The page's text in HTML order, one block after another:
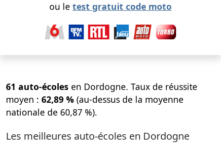
ou le test gratuit code moto
61 auto-écoles en Dordogne. Taux de réussite
moyen : 62,89 % (au-dessus de la moyenne
nationale de 60,87 %).
Les meilleures auto-écoles en Dordogne